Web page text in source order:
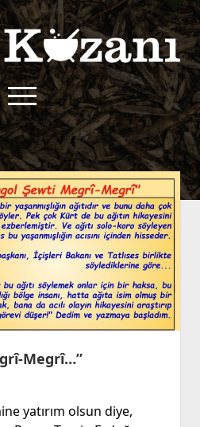
menüyü
aç
facebook
rss
açılır
menüyü
aç
Koşulları
Politikası
Politikası
İletişim
Kurallar
Başvuru
Megrî…”
yatırım olsun diye,